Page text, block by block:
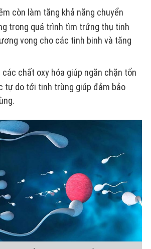
còn làm tăng khả năng chuyển
trong quá trình tìm trứng thụ tinh
vong cho các tinh binh và tăng
chất oxy hóa giúp ngăn chặn tổn
tự do tới tinh trùng giúp đảm bảo